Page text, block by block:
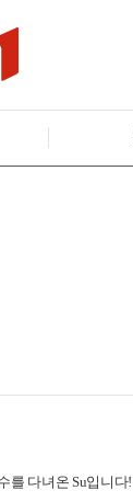
를 다녀온 Su입니다!